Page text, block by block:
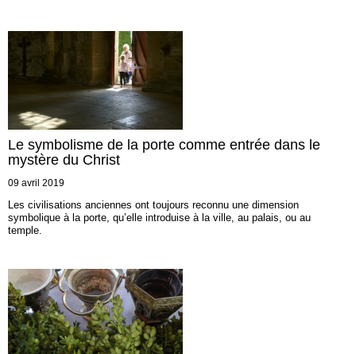
Le symbolisme de la porte comme entrée dans le
mystère du Christ
09 avril 2019
Les civilisations anciennes ont toujours reconnu une dimension
symbolique à la porte, qu’elle introduise à la ville, au palais, ou au
temple.